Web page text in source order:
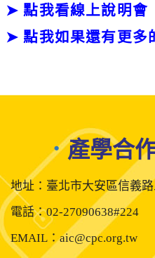
➤ 點我看線上說明會
➤ 點我如果還有更多
．產學合
地址：臺北市大安區信義
電話：02-27090638#224
EMAIL：aic@cpc.org.tw